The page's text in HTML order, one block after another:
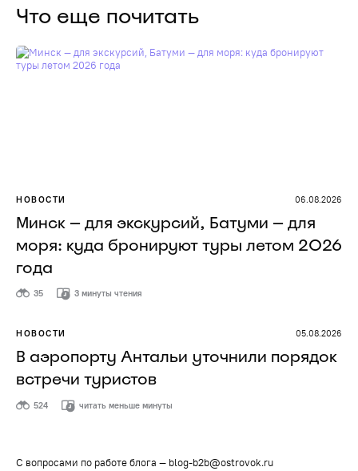
Что еще почитать
НОВОСТИ 06.08.2026
Минск — для экскурсий, Батуми — для
моря: куда бронируют туры летом 2026
года
35 3 минуты чтения
НОВОСТИ 05.08.2026
В аэропорту Антальи уточнили порядок
встречи туристов
524 читать меньше минуты
С вопросами по работе блога — blog-b2b@ostrovok.ru